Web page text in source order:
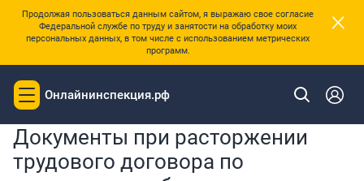
Продолжая пользоваться данным сайтом, я выражаю свое согласие
Федеральной службе по труду и занятости на обработку моих
персональных данных, в том числе с использованием метрических
программ.
×
Toggle
navigation
Онлайнинспекция.рф
Главная
Документы при расторжении
трудового договора по